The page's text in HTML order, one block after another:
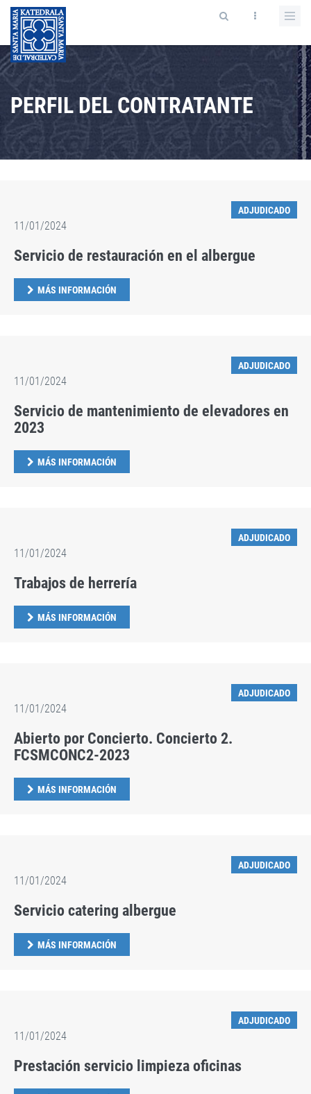
PERFIL DEL CONTRATANTE
ADJUDICADO
11/01/2024
Servicio de restauración en el albergue
MÁS INFORMACIÓN
ADJUDICADO
11/01/2024
Servicio de mantenimiento de elevadores en
2023
MÁS INFORMACIÓN
ADJUDICADO
11/01/2024
Trabajos de herrería
MÁS INFORMACIÓN
ADJUDICADO
11/01/2024
Abierto por Concierto. Concierto 2.
FCSMCONC2-2023
MÁS INFORMACIÓN
ADJUDICADO
11/01/2024
Servicio catering albergue
MÁS INFORMACIÓN
ADJUDICADO
11/01/2024
Prestación servicio limpieza oficinas